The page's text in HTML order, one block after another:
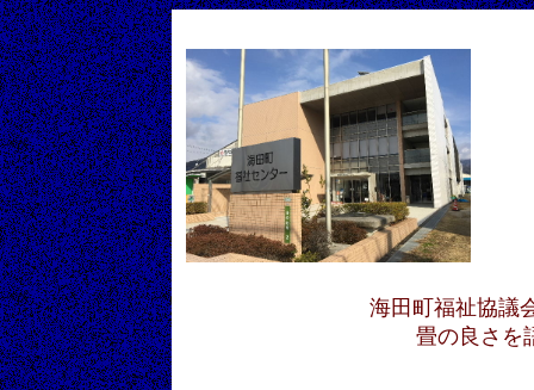
海田町福祉協議
畳の良さを